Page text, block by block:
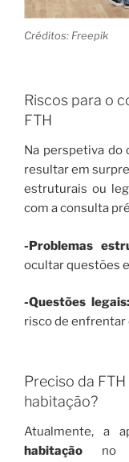
Créditos: Freepik
Riscos para o
FTH
Na perspetiva do
resultar em
estruturais ou
com a consulta
-Problemas
ocultar questões
-Questões legais:
risco de enfrentar
Preciso da
habitação?
Atualmente, a
habitação no